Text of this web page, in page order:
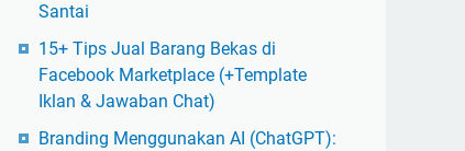
Santai
15+ Tips Jual Barang Bekas di
Facebook Marketplace (+Template
Iklan & Jawaban Chat)
Branding Menggunakan AI (ChatGPT):